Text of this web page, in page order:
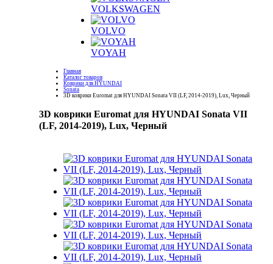
VOLKSWAGEN
VOLVO
VOYAH
Главная
Каталог товаров
Коврики для HYUNDAI
Sonata
3D коврики Euromat для HYUNDAI Sonata VII (LF, 2014-2019), Lux, Черный
3D коврики Euromat для HYUNDAI Sonata VII
(LF, 2014-2019), Lux, Черный